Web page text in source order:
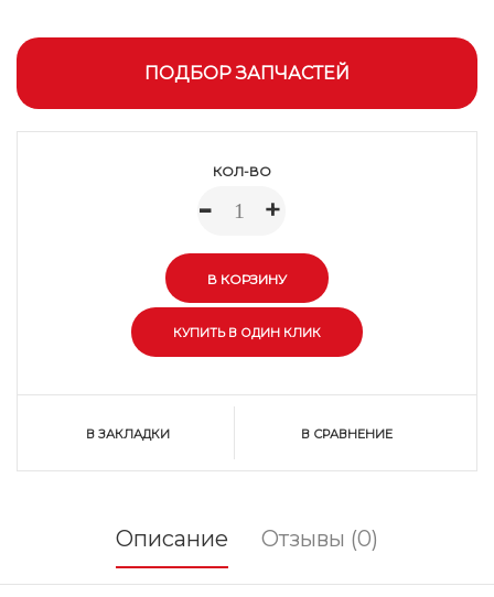
ПОДБОР ЗАПЧАСТЕЙ
КОЛ-ВО
- +
В ЗАКЛАДКИ В СРАВНЕНИЕ
Описание Отзывы (0)